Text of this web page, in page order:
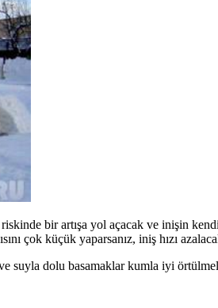
bir artışa yol açacak ve inişin
çok küçük yaparsanız, iniş hızı
suyla dolu basamaklar kumla iyi